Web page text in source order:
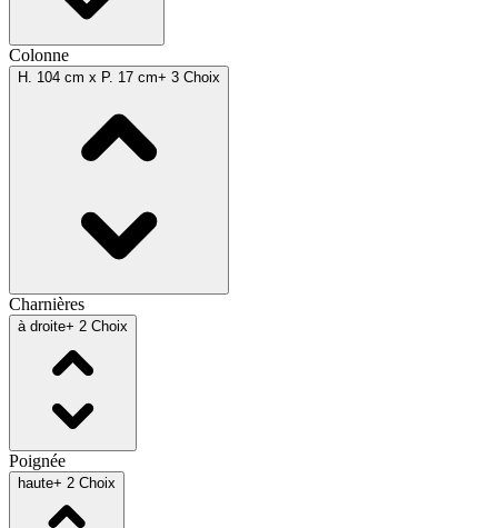
Colonne
H. 104 cm x P. 17 cm+ 3 Choix
Charnières
à droite+ 2 Choix
Poignée
haute+ 2 Choix